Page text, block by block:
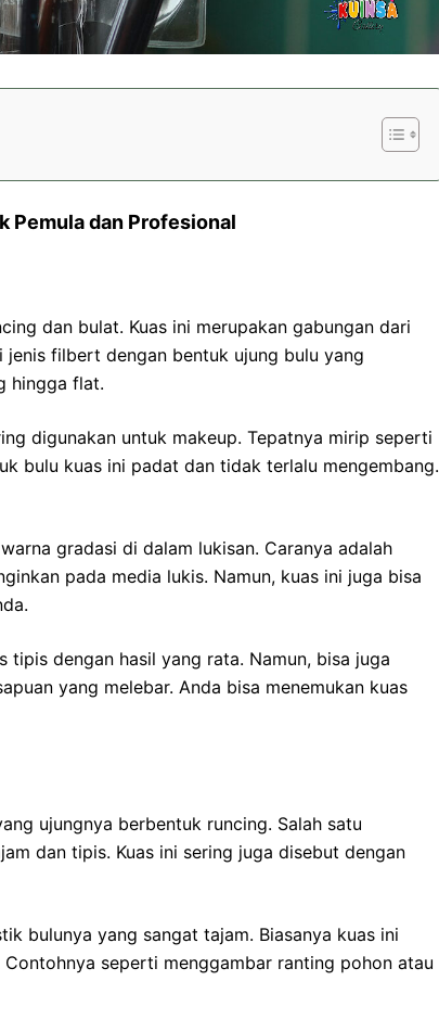
Pemula dan Profesional
dan bulat. Kuas ini merupakan gabungan dari
filbert dengan bentuk ujung bulu yang
hingga flat.
digunakan untuk makeup. Tepatnya mirip seperti
bulu kuas ini padat dan tidak terlalu mengembang.
gradasi di dalam lukisan. Caranya adalah
pada media lukis. Namun, kuas ini juga bisa
tipis dengan hasil yang rata. Namun, bisa juga
yang melebar. Anda bisa menemukan kuas
ujungnya berbentuk runcing. Salah satu
dan tipis. Kuas ini sering juga disebut dengan
bulunya yang sangat tajam. Biasanya kuas ini
seperti menggambar ranting pohon atau